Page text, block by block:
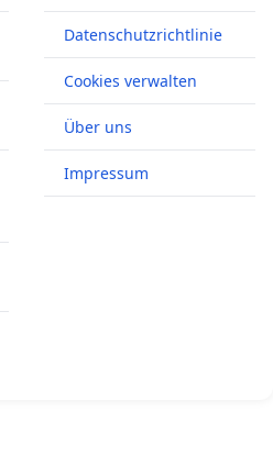
Datenschutzrichtlinie
Cookies verwalten
Über uns
Impressum